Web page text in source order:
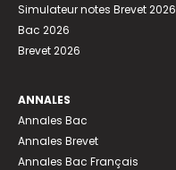
Simulateur notes Brevet 2026
Bac 2026
Brevet 2026
ANNALES
Annales Bac
Annales Brevet
Annales Bac Français